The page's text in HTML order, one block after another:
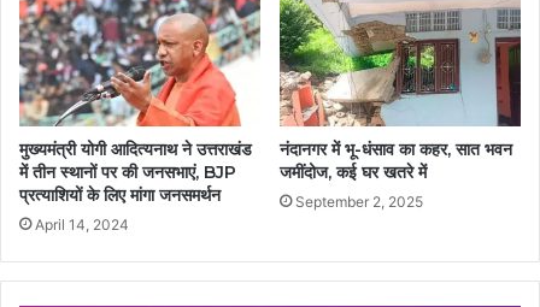
मुख्यमंत्री योगी आदित्यनाथ ने उत्तराखंड
में तीन स्थानों पर की जनसभाएं, BJP
प्रत्याशियों के लिए मांगा जनसमर्थन
April 14, 2024
नंदानगर में भू-धंसाव का कहर, सात भवन
जमींदोज, कई घर खतरे में
September 2, 2025